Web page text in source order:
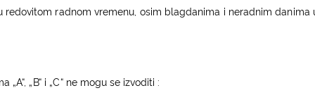
redovitom radnom vremenu, osim blagdanima i neradnim danima
„A“, „B“ i „C“ ne mogu se izvoditi :